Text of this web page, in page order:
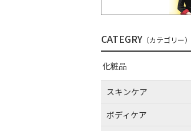
CATEGRY（カテゴリー）
化粧品
スキンケア
ボディケア